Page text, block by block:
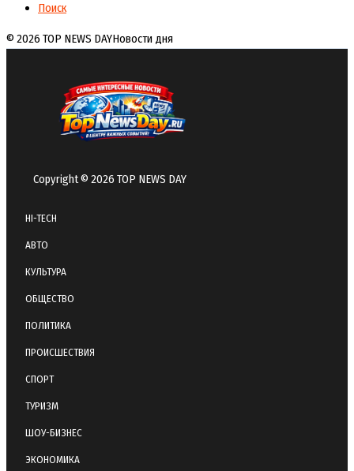
Поиск
© 2026 TOP NEWS DAYНовости дня
Copyright © 2026 TOP NEWS DAY
HI-TECH
АВТО
КУЛЬТУРА
ОБЩЕСТВО
ПОЛИТИКА
ПРОИСШЕСТВИЯ
СПОРТ
ТУРИЗМ
ШОУ-БИЗНЕС
ЭКОНОМИКА